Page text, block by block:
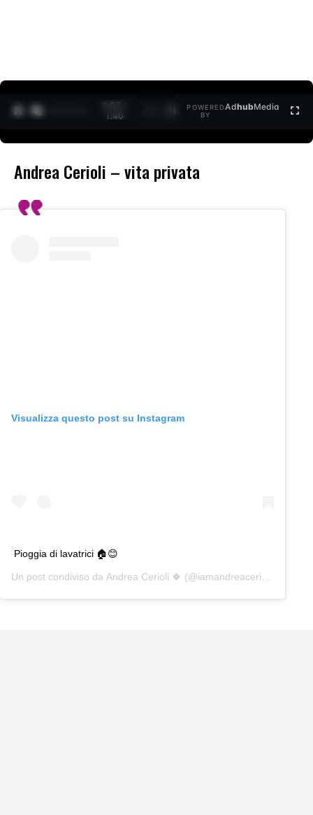
0:04 /
1:40
POWERED
BY
AdhubMedia
Andrea Cerioli – vita privata
Visualizza questo post su Instagram
Pioggia di lavatrici 🏠😊
Un post condiviso da Andrea Cerioli 🍀 (@iamandreacerioli) in data: